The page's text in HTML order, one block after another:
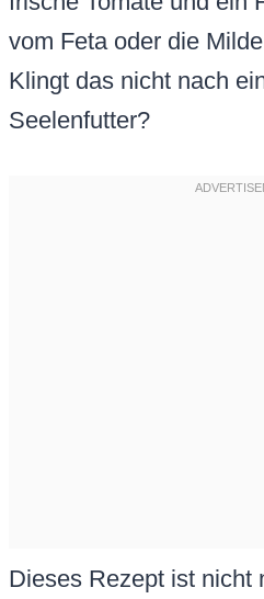
vom Feta oder die
Klingt das nicht nach
Seelenfutter?
Dieses Rezept ist nicht